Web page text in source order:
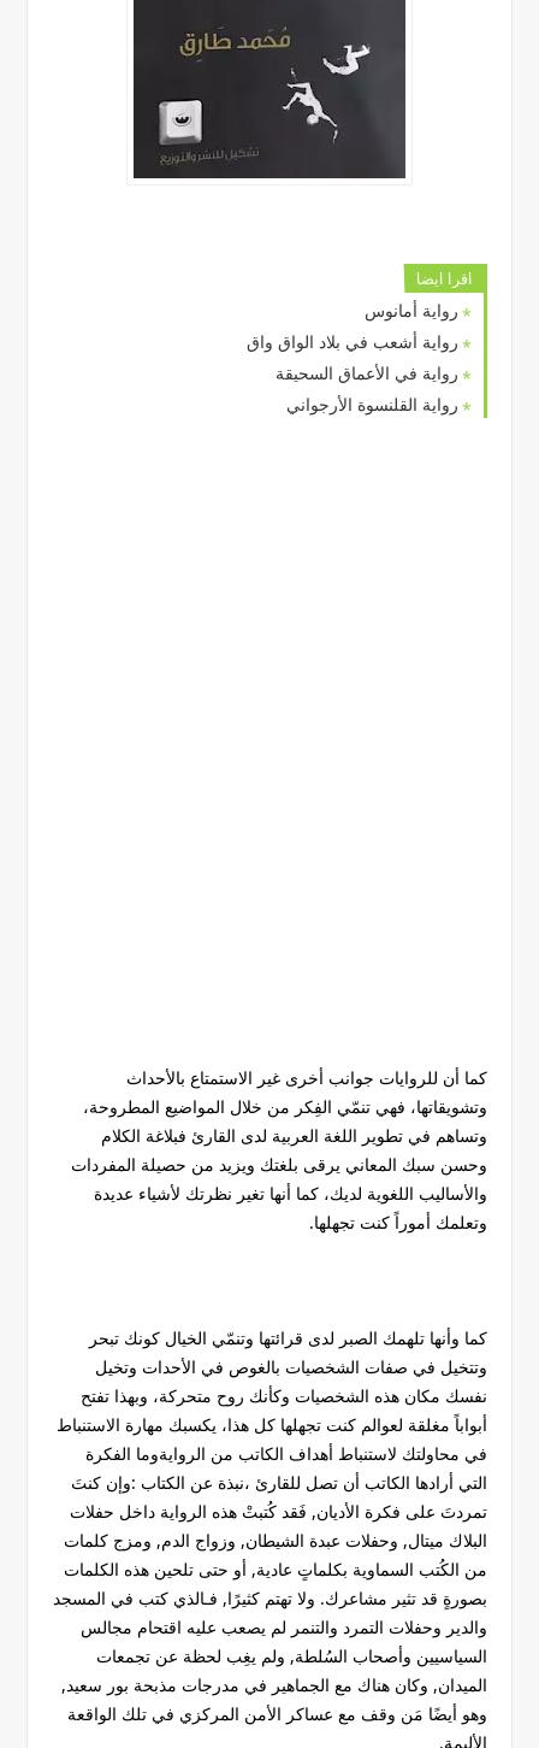
اقرا ايضا
رواية أمانوس
رواية أشعب في بلاد الواق واق
رواية في الأعماق السحيقة
رواية القلنسوة الأرجواني
كما أن للروايات جوانب أخرى غير الاستمتاع بالأحداث
وتشويقاتها، فهي تنمّي الفِكر من خلال المواضيع المطروحة،
وتساهم في تطوير اللغة العربية لدى القارئ فبلاغة الكلام
وحسن سبك المعاني يرقى بلغتك ويزيد من حصيلة المفردات
والأساليب اللغوية لديك، كما أنها تغير نظرتك لأشياء عديدة
وتعلمك أموراً كنت تجهلها.
كما وأنها تلهمك الصبر لدى قرائتها وتنمّي الخيال كونك تبحر
وتتخيل في صفات الشخصيات بالغوص في الأحدات وتخيل
نفسك مكان هذه الشخصيات وكأنك روح متحركة، وبهذا تفتح
أبواباً مغلقة لعوالم كنت تجهلها كل هذا، يكسبك مهارة الاستنباط
في محاولتك لاستنباط أهداف الكاتب من الروايةوما الفكرة
التي أرادها الكاتب أن تصل للقارئ ،نبذة عن الكتاب :وإن كنتَ
تمردتَ على فكرة الأديان, فَقد كُتبتْ هذه الرواية داخل حفلات
البلاك ميتال, وحفلات عبدة الشيطان, وزواج الدم, ومزج كلمات
من الكُتب السماوية بكلماتٍ عادية, أو حتى تلحين هذه الكلمات
بصورةٍ قد تثير مشاعرك. ولا تهتم كثيرًا, فـالذي كتب في المسجد
والدير وحفلات التمرد والتنمر لم يصعب عليه اقتحام مجالس
السياسيين وأصحاب السُلطة, ولم يغِب لحظة عن تجمعات
الميدان, وكان هناك مع الجماهير في مدرجات مذبحة بور سعيد,
وهو أيضًا مَن وقف مع عساكر الأمن المركزي في تلك الواقعة
الأليمة.